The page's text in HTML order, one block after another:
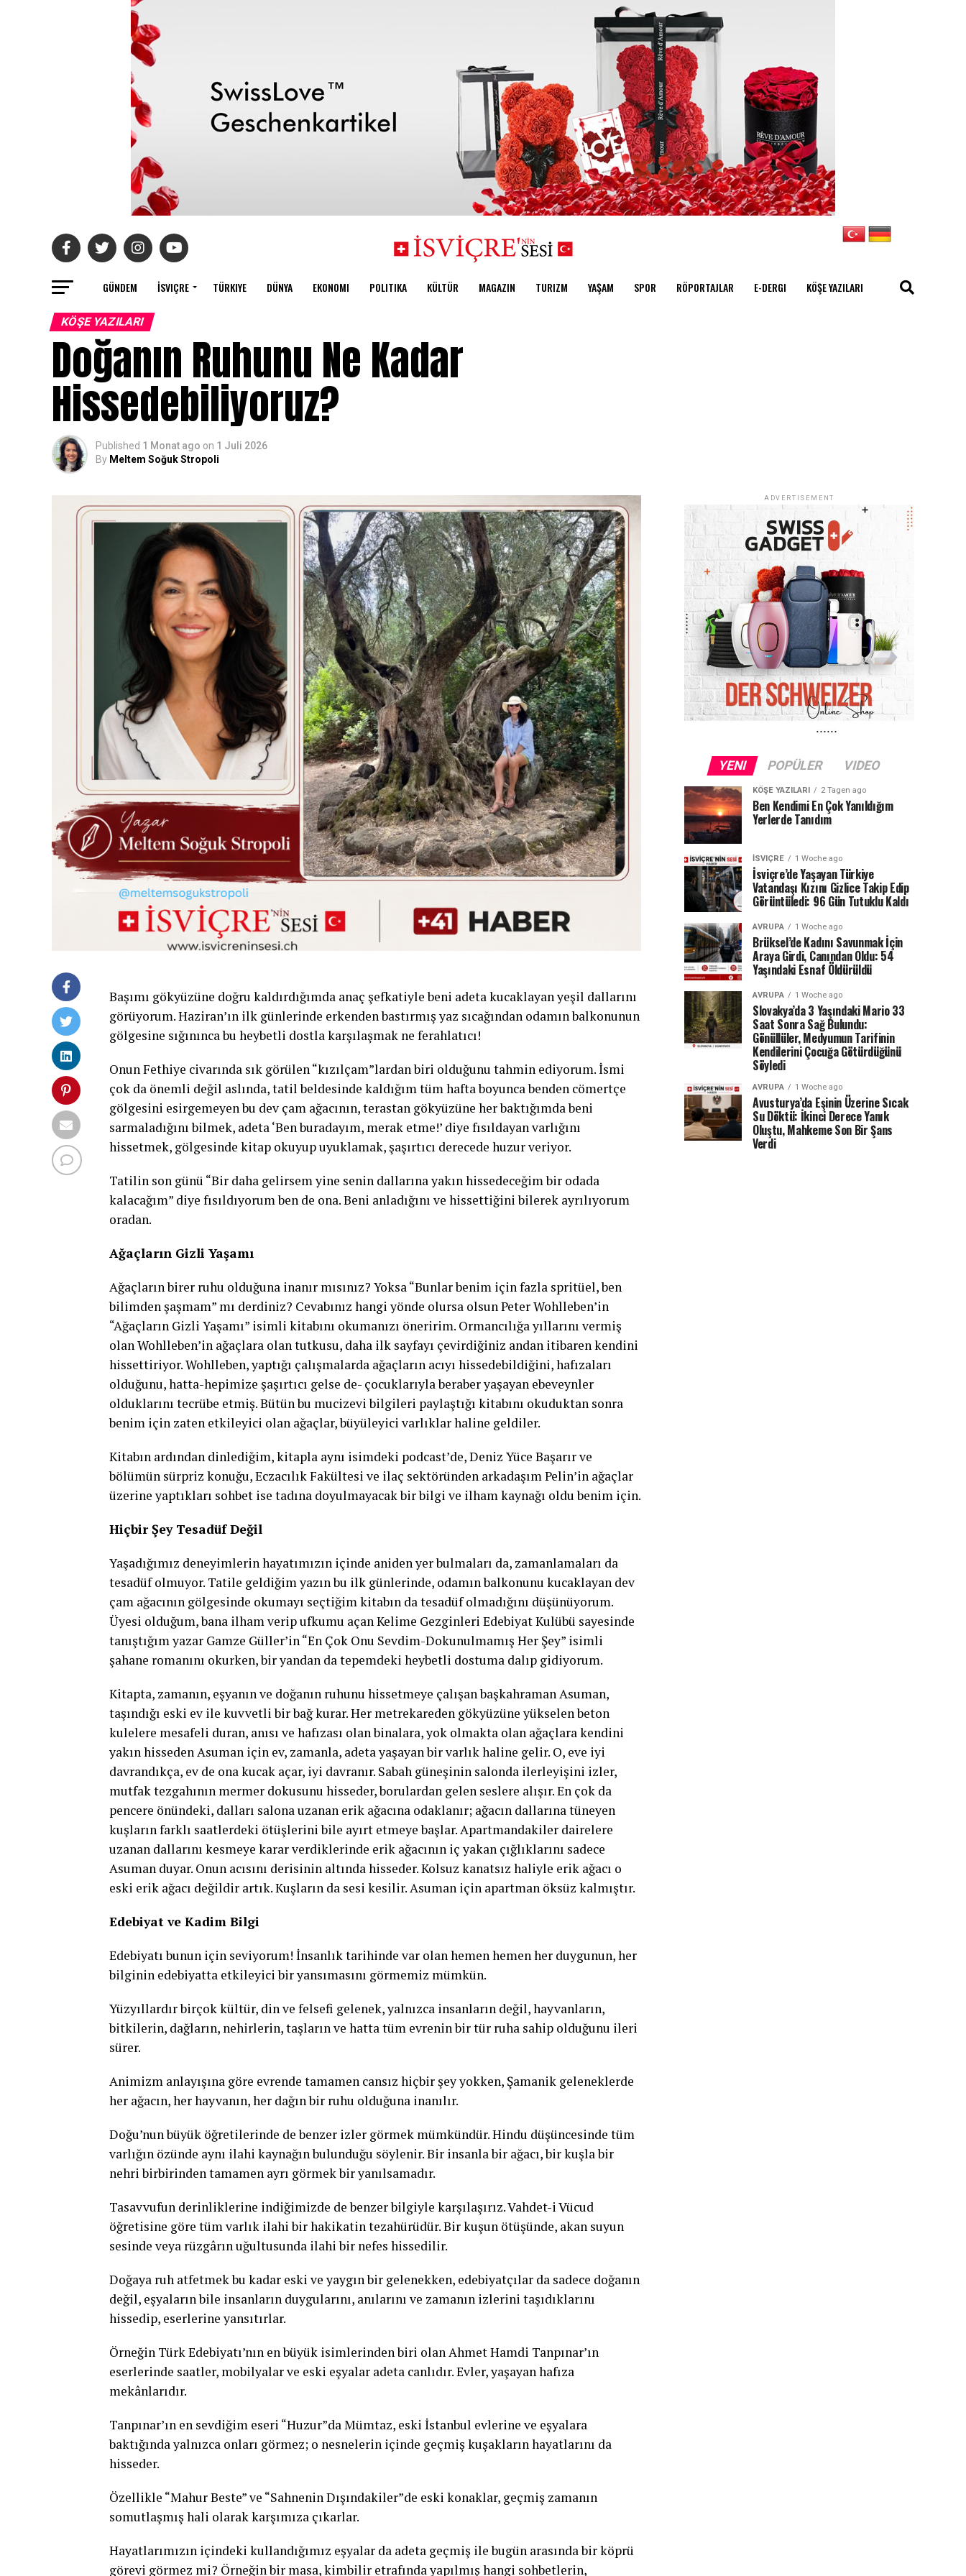
GÜNDEM İSVIÇRE TÜRKIYE DÜNYA EKONOMI POLITIKA KÜLTÜR MAGAZIN TURIZM YAŞAM SPOR RÖPORTAJLAR E-DERGI KÖŞE YAZILARI
KÖŞE YAZILARI
Doğanın Ruhunu Ne Kadar
Hissedebiliyoruz?
Published 1 Monat ago on 1 Juli 2026
By Meltem Soğuk Stropoli
Başımı gökyüzüne doğru kaldırdığımda anaç şefkatiyle beni adeta kucaklayan yeşil dallarını
görüyorum. Haziran’ın ilk günlerinde erkenden bastırmış yaz sıcağından odamın balkonunun
gölgesine sığınınca bu heybetli dostla karşılaşmak ne ferahlatıcı!
Onun Fethiye civarında sık görülen “kızılçam”lardan biri olduğunu tahmin ediyorum. İsmi
çok da önemli değil aslında, tatil beldesinde kaldığım tüm hafta boyunca benden cömertçe
gölgesini esirgemeyen bu dev çam ağacının, terastan gökyüzüne her baktığımda beni
sarmaladığını bilmek, adeta ‘Ben buradayım, merak etme!’ diye fısıldayan varlığını
hissetmek, gölgesinde kitap okuyup uyuklamak, şaşırtıcı derecede huzur veriyor.
Tatilin son günü “Bir daha gelirsem yine senin dallarına yakın hissedeceğim bir odada
kalacağım” diye fısıldıyorum ben de ona. Beni anladığını ve hissettiğini bilerek ayrılıyorum
oradan.
Ağaçların Gizli Yaşamı
Ağaçların birer ruhu olduğuna inanır mısınız? Yoksa “Bunlar benim için fazla spritüel, ben
bilimden şaşmam” mı derdiniz? Cevabınız hangi yönde olursa olsun Peter Wohlleben’in
“Ağaçların Gizli Yaşamı” isimli kitabını okumanızı öneririm. Ormancılığa yıllarını vermiş
olan Wohlleben’in ağaçlara olan tutkusu, daha ilk sayfayı çevirdiğiniz andan itibaren kendini
hissettiriyor. Wohlleben, yaptığı çalışmalarda ağaçların acıyı hissedebildiğini, hafızaları
olduğunu, hatta-hepimize şaşırtıcı gelse de- çocuklarıyla beraber yaşayan ebeveynler
olduklarını tecrübe etmiş. Bütün bu mucizevi bilgileri paylaştığı kitabını okuduktan sonra
benim için zaten etkileyici olan ağaçlar, büyüleyici varlıklar haline geldiler.
Kitabın ardından dinlediğim, kitapla aynı isimdeki podcast’de, Deniz Yüce Başarır ve
bölümün sürpriz konuğu, Eczacılık Fakültesi ve ilaç sektöründen arkadaşım Pelin’in ağaçlar
üzerine yaptıkları sohbet ise tadına doyulmayacak bir bilgi ve ilham kaynağı oldu benim için.
Hiçbir Şey Tesadüf Değil
Yaşadığımız deneyimlerin hayatımızın içinde aniden yer bulmaları da, zamanlamaları da
tesadüf olmuyor. Tatile geldiğim yazın bu ilk günlerinde, odamın balkonunu kucaklayan dev
çam ağacının gölgesinde okumayı seçtiğim kitabın da tesadüf olmadığını düşünüyorum.
Üyesi olduğum, bana ilham verip ufkumu açan Kelime Gezginleri Edebiyat Kulübü sayesinde
tanıştığım yazar Gamze Güller’in “En Çok Onu Sevdim-Dokunulmamış Her Şey” isimli
şahane romanını okurken, bir yandan da tepemdeki heybetli dostuma dalıp gidiyorum.
Kitapta, zamanın, eşyanın ve doğanın ruhunu hissetmeye çalışan başkahraman Asuman,
taşındığı eski ev ile kuvvetli bir bağ kurar. Her metrekareden gökyüzüne yükselen beton
kulelere mesafeli duran, anısı ve hafızası olan binalara, yok olmakta olan ağaçlara kendini
yakın hisseden Asuman için ev, zamanla, adeta yaşayan bir varlık haline gelir. O, eve iyi
davrandıkça, ev de ona kucak açar, iyi davranır. Sabah güneşinin salonda ilerleyişini izler,
mutfak tezgahının mermer dokusunu hisseder, borulardan gelen seslere alışır. En çok da
pencere önündeki, dalları salona uzanan erik ağacına odaklanır; ağacın dallarına tüneyen
kuşların farklı saatlerdeki ötüşlerini bile ayırt etmeye başlar. Apartmandakiler dairelere
uzanan dallarını kesmeye karar verdiklerinde erik ağacının iç yakan çığlıklarını sadece
Asuman duyar. Onun acısını derisinin altında hisseder. Kolsuz kanatsız haliyle erik ağacı o
eski erik ağacı değildir artık. Kuşların da sesi kesilir. Asuman için apartman öksüz kalmıştır.
Edebiyat ve Kadim Bilgi
Edebiyatı bunun için seviyorum! İnsanlık tarihinde var olan hemen hemen her duygunun, her
bilginin edebiyatta etkileyici bir yansımasını görmemiz mümkün.
Yüzyıllardır birçok kültür, din ve felsefi gelenek, yalnızca insanların değil, hayvanların,
bitkilerin, dağların, nehirlerin, taşların ve hatta tüm evrenin bir tür ruha sahip olduğunu ileri
sürer.
Animizm anlayışına göre evrende tamamen cansız hiçbir şey yokken, Şamanik geleneklerde
her ağacın, her hayvanın, her dağın bir ruhu olduğuna inanılır.
Doğu’nun büyük öğretilerinde de benzer izler görmek mümkündür. Hindu düşüncesinde tüm
varlığın özünde aynı ilahi kaynağın bulunduğu söylenir. Bir insanla bir ağacı, bir kuşla bir
nehri birbirinden tamamen ayrı görmek bir yanılsamadır.
Tasavvufun derinliklerine indiğimizde de benzer bilgiyle karşılaşırız. Vahdet-i Vücud
öğretisine göre tüm varlık ilahi bir hakikatin tezahürüdür. Bir kuşun ötüşünde, akan suyun
sesinde veya rüzgârın uğultusunda ilahi bir nefes hissedilir.
Doğaya ruh atfetmek bu kadar eski ve yaygın bir gelenekken, edebiyatçılar da sadece doğanın
değil, eşyaların bile insanların duygularını, anılarını ve zamanın izlerini taşıdıklarını
hissedip, eserlerine yansıtırlar.
Örneğin Türk Edebiyatı’nın en büyük isimlerinden biri olan Ahmet Hamdi Tanpınar’ın
eserlerinde saatler, mobilyalar ve eski eşyalar adeta canlıdır. Evler, yaşayan hafıza
mekânlarıdır.
Tanpınar’ın en sevdiğim eseri “Huzur”da Mümtaz, eski İstanbul evlerine ve eşyalara
baktığında yalnızca onları görmez; o nesnelerin içinde geçmiş kuşakların hayatlarını da
hisseder.
Özellikle “Mahur Beste” ve “Sahnenin Dışındakiler”de eski konaklar, geçmiş zamanın
somutlaşmış hali olarak karşımıza çıkarlar.
Hayatlarımızın içindeki kullandığımız eşyalar da adeta geçmiş ile bugün arasında bir köprü
görevi görmez mi? Örneğin bir masa, kimbilir etrafında yapılmış hangi sohbetlerin,
ADVERTISEMENT
YENI POPÜLER VIDEO
KÖŞE YAZILARI 2 Tagen ago
Ben Kendimi En Çok Yanıldığım
Yerlerde Tanıdım
İSVIÇRE 1 Woche ago
İsviçre’de Yaşayan Türkiye
Vatandaşı Kızını Gizlice Takip Edip
Görüntüledi: 96 Gün Tutuklu Kaldı
AVRUPA 1 Woche ago
Brüksel’de Kadını Savunmak İçin
Araya Girdi, Canından Oldu: 54
Yaşındaki Esnaf Öldürüldü
AVRUPA 1 Woche ago
Slovakya’da 3 Yaşındaki Mario 33
Saat Sonra Sağ Bulundu:
Gönüllüler, Medyumun Tarifinin
Kendilerini Çocuğa Götürdüğünü
Söyledi
AVRUPA 1 Woche ago
Avusturya’da Eşinin Üzerine Sıcak
Su Döktü: İkinci Derece Yanık
Oluştu, Mahkeme Son Bir Şans
Verdi